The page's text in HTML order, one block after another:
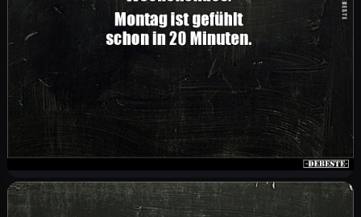
Sparsam behirnt hört sich doch viel
sympathischer an als doof!